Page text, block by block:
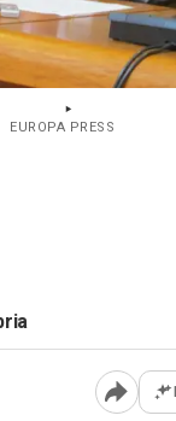
EUROPA PRESS
Abrir